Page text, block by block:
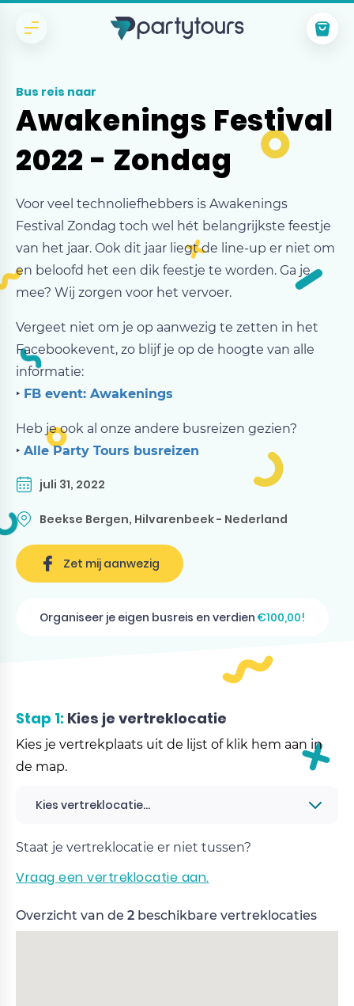
Bus reis naar
Awakenings Festival
2022 - Zondag
Voor veel technoliefhebbers is Awakenings
Festival Zondag toch wel hét belangrijkste feestje
van het jaar. Ook dit jaar liegt de line-up er niet om
en beloofd het een dik feestje te worden. Ga je
mee? Wij zorgen voor het vervoer.
Vergeet niet om je op aanwezig te zetten in het
Facebookevent, zo blijf je op de hoogte van alle
informatie:
‣ FB event: Awakenings
Heb je ook al onze andere busreizen gezien?
‣ Alle Party Tours busreizen
juli 31, 2022
Beekse Bergen, Hilvarenbeek - Nederland
Zet mij aanwezig
Organiseer je eigen busreis en verdien€100,00!
Stap 1: Kies je vertreklocatie
Kies je vertrekplaats uit de lijst of klik hem aan in
de map.
Kies vertreklocatie...
Staat je vertreklocatie er niet tussen?
Vraag een vertreklocatie aan.
Overzicht van de 2 beschikbare vertreklocaties